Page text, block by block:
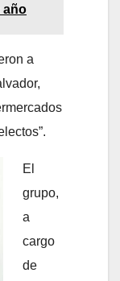
año
a
El
grupo,
a
cargo
de